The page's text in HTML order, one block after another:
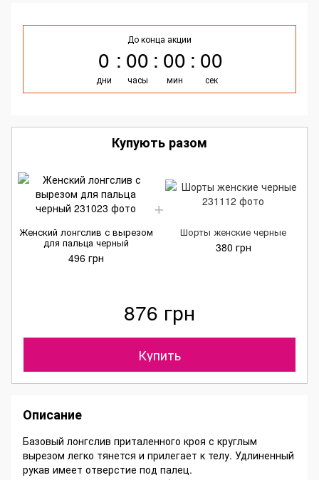
До конца акции
0
дни
00
часы
00
мин
00
сек
Купують разом
Женский лонгслив с вырезом
для пальца черный
496 грн
Шорты женские черные
380 грн
876 грн
Купить
Описание
Базовый лонгслив приталенного кроя с круглым
вырезом легко тянется и прилегает к телу. Удлиненный
рукав имеет отверстие под палец.